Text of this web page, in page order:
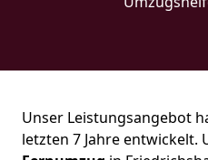
Unser Leistungsangebot
letzten 7 Jahre entwickelt.